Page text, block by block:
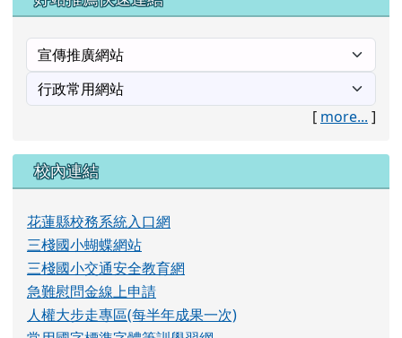
自編國小一至六年級生字簿
公務填報10月1日起
課文本位的閱讀理解教學網
全民防衛動員站
課文本位的閱讀理解教學
反性別暴力資源網
H7N9流感專區
行政院衛生署疾病管制局網站
國家教育研究院教科書審定資訊網
教育部體適能網站
租稅知識王
國小及國中補救教學科技化評量